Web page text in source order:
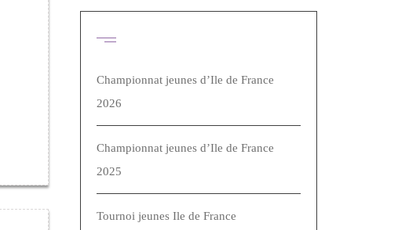
Championnat jeunes d’Ile de France
2026
Championnat jeunes d’Ile de France
2025
Tournoi jeunes Ile de France